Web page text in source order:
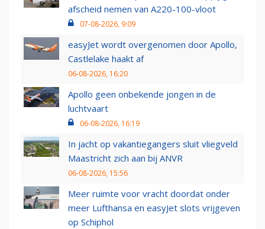
afscheid nemen van A220-100-vloot
07-08-2026, 9:09
easyJet wordt overgenomen door Apollo,
Castlelake haakt af
06-08-2026, 16:20
Apollo geen onbekende jongen in de
luchtvaart
06-08-2026, 16:19
In jacht op vakantiegangers sluit vliegveld
Maastricht zich aan bij ANVR
06-08-2026, 15:56
Meer ruimte voor vracht doordat onder
meer Lufthansa en easyJet slots vrijgeven
op Schiphol